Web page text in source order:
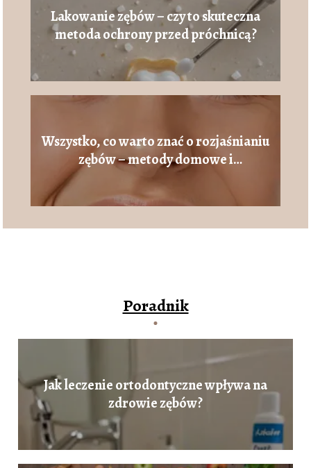
Lakowanie zębów – czy to skuteczna
metoda ochrony przed próchnicą?
Wszystko, co warto znać o rozjaśnianiu
zębów – metody domowe i
profesjonalne.
Poradnik
Jak leczenie ortodontyczne wpływa na
zdrowie zębów?